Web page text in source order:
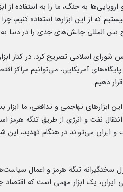
اروپایی‌ها به جنگ، ما را به استفاده از
که از این ابزارها استفاده کنیم،
المللی چالش‌های جدی را در دنیا به
شورای اسلامی تصریح کرد: در کنار
آمریکایی، می‌توانیم مراکز
دهیم.
ابزارهای تهاجمی و تدافعی، ما
نفت و انرژی از طریق تنگه هرمز
ایران می‌تواند در هنگام تهدید، این
سختگیرانه تنگه هرمز و اعمال
یک ابزار مهمی است که اقتصاد